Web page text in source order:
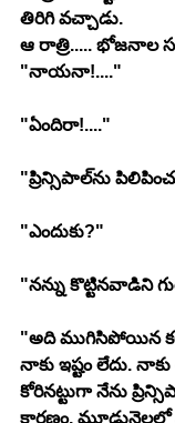
తిరిగి వచ్చాడు.
ఆ రాత్రి..... భోజనాల
"నాయనా!...."
"ఏందిరా!...."
"ప్రిన్సిపాల్‍ను
"ఎందుకు?"
"నన్ను కొట్టినవాడిని
"అది ముగిసిపోయిన
నాకు ఇష్టం లేదు.
కోరినట్టుగా నేను
కారణం, మూడునెలల్లో